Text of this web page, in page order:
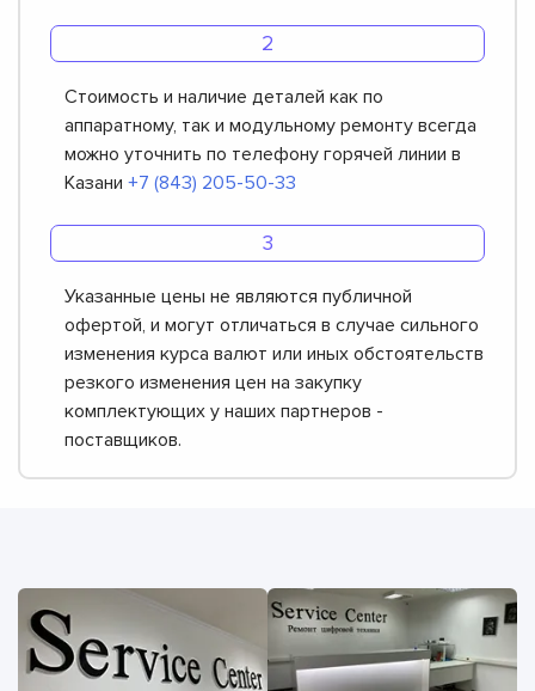
Стоимость и наличие деталей как по
аппаратному, так и модульному ремонту всегда
можно уточнить по телефону горячей линии в
Казани +7 (843) 205-50-33
Указанные цены не являются публичной
офертой, и могут отличаться в случае сильного
изменения курса валют или иных обстоятельств
резкого изменения цен на закупку
комплектующих у наших партнеров -
поставщиков.